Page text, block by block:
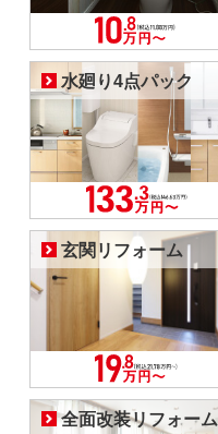
水廻り4点パック
玄関リフォーム
全面改装リフォーム